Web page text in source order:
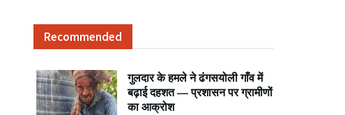
Recommended
गुलदार के हमले ने ढंगसयोली गाँव में
बढ़ाई दहशत — प्रशासन पर ग्रामीणों
का आक्रोश